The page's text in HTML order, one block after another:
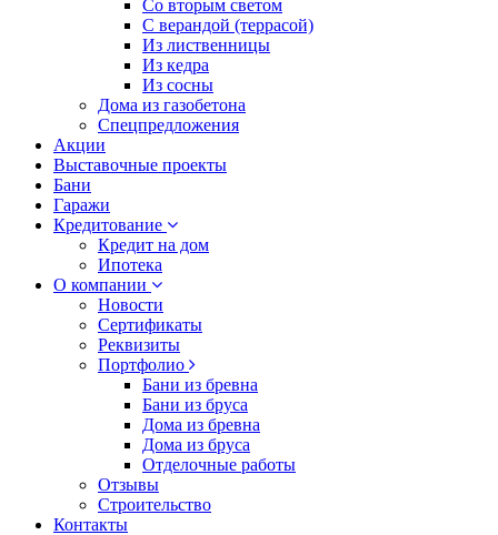
Со вторым светом
С верандой (террасой)
Из лиственницы
Из кедра
Из сосны
Дома из газобетона
Спецпредложения
Акции
Выставочные проекты
Бани
Гаражи
Кредитование
Кредит на дом
Ипотека
О компании
Новости
Сертификаты
Реквизиты
Портфолио
Бани из бревна
Бани из бруса
Дома из бревна
Дома из бруса
Отделочные работы
Отзывы
Строительство
Контакты